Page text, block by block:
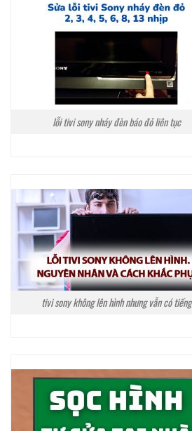
lỗi tivi sony nháy đèn báo đỏ liên tục
tivi sony không lên hình nhưng vẫn có tiếng